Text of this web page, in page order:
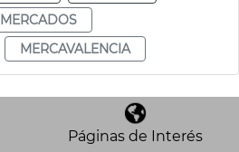
MERCADOS
MERCAVALENCIA
Páginas de Interés